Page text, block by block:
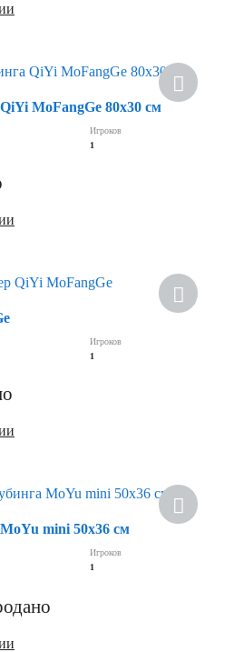
MoFangGe 80х30 см
Игроков
1
Игроков
1
mini 50х36 см
Игроков
1